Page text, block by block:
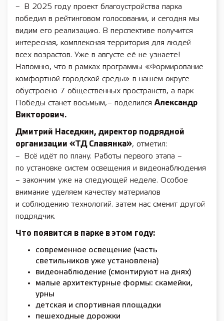
– В 2025 году проект благоустройства парка
победил в рейтинговом голосовании, и сегодня мы
видим его реализацию. В перспективе получится
интересная, комплексная территория для людей
всех возрастов. Уже в августе её не узнаете!
Напомню, что в рамках программы «Формирование
комфортной городской среды» в нашем округе
обустроено 7 общественных пространств, а парк
Победы станет восьмым, – поделилсяАлександр
Викторович.
Дмитрий Наседкин, директор подрядной
организации «ТД Славянка», отметил:
– Всё идёт по плану. Работы первого этапа –
по установке систем освещения и видеонаблюдения
– закончим уже на следующей неделе. Особое
внимание уделяем качеству материалов
и соблюдению технологий. затем нас сменит другой
подрядчик.
Что появится в парке в этом году:
современное освещение (часть
светильников уже установлена)
видеонаблюдение (смонтируют на днях)
малые архитектурные формы: скамейки,
урны
детская и спортивная площадки
пешеходные дорожки